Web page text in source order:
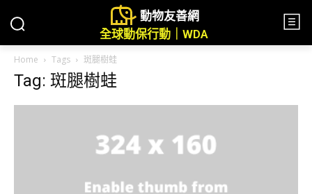
動物友善網
全球動保行動｜WDA
Home Tags 斑腿樹蛙
Tag: 斑腿樹蛙